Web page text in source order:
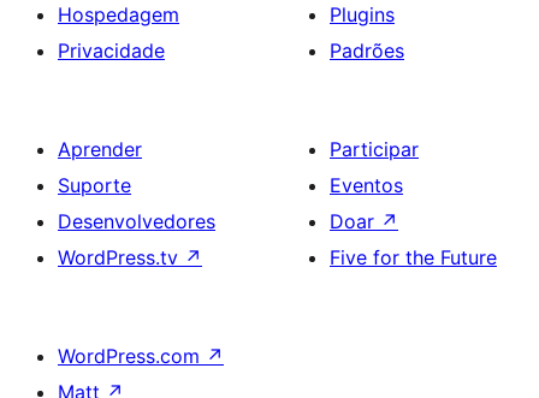
Hospedagem
Privacidade
Plugins
Padrões
Aprender
Suporte
Desenvolvedores
WordPress.tv ↗
Participar
Eventos
Doar ↗
Five for the Future
WordPress.com ↗
Matt ↗